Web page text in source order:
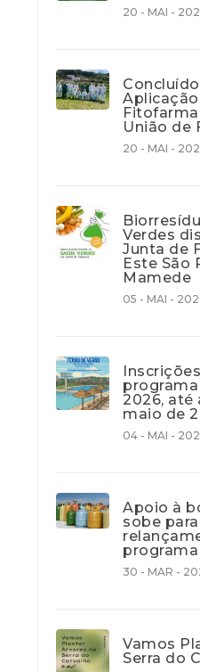
20 - MAI -
União de
20 - MAI -
Verdes
Junta de
Este São
Mamede
05 - MAI -
programa
2026, até
maio de
04 - MAI -
Apoio à
sobe
programa
30 - MAR -
Vamos
Serra do